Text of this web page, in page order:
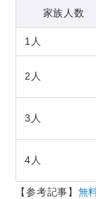
家族人数
1人
2人
3人
4人
【参考記事】 無